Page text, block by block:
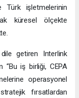
Türk işletmelerinin
küresel ölçekte
getiren Interlink
“Bu iş birliği, CEPA
operasyonel
fırsatlardan